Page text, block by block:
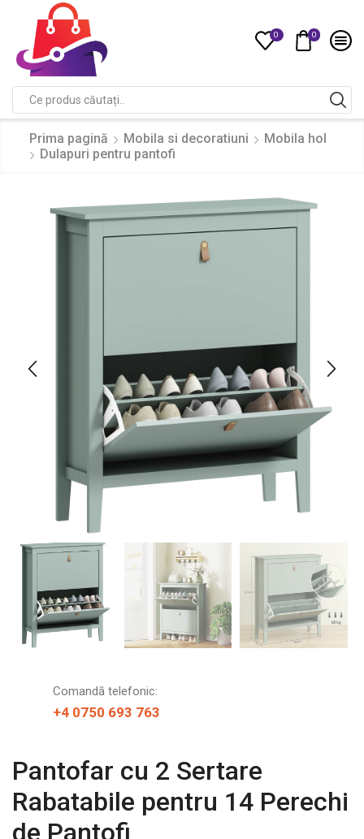
0 0
input
Prima pagină Mobila si decoratiuni
Mobila hol
Dulapuri pentru pantofi
Comandă telefonic:
+4 0750 693 763
Pantofar cu 2 Sertare
Rabatabile pentru 14 Perechi
de Pantofi